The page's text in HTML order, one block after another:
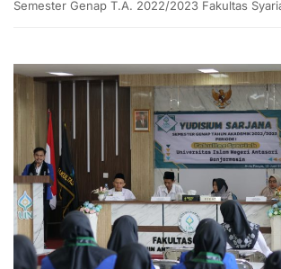
Semester Genap T.A. 2022/2023 Fakultas